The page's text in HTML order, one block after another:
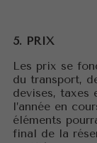
5. PRIX
Les prix se
du transport,
devises, taxes
l’année en
éléments
final de la